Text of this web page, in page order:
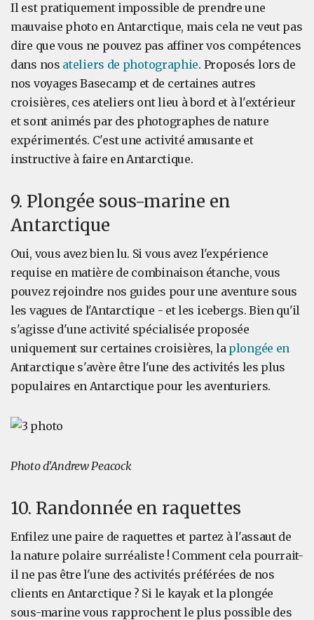
Il est pratiquement impossible de prendre une
mauvaise photo en Antarctique, mais cela ne veut pas
dire que vous ne pouvez pas affiner vos compétences
dans nos ateliers de photographie. Proposés lors de
nos voyages Basecamp et de certaines autres
croisières, ces ateliers ont lieu à bord et à l'extérieur
et sont animés par des photographes de nature
expérimentés. C'est une activité amusante et
instructive à faire en Antarctique.
9. Plongée sous-marine en
Antarctique
Oui, vous avez bien lu. Si vous avez l'expérience
requise en matière de combinaison étanche, vous
pouvez rejoindre nos guides pour une aventure sous
les vagues de l'Antarctique - et les icebergs. Bien qu'il
s'agisse d'une activité spécialisée proposée
uniquement sur certaines croisières, la plongée en
Antarctique s'avère être l'une des activités les plus
populaires en Antarctique pour les aventuriers.
Photo d'Andrew Peacock
10. Randonnée en raquettes
Enfilez une paire de raquettes et partez à l'assaut de
la nature polaire surréaliste ! Comment cela pourrait-
il ne pas être l'une des activités préférées de nos
clients en Antarctique ? Si le kayak et la plongée
sous-marine vous rapprochent le plus possible des